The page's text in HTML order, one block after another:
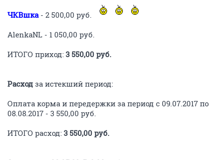
ЧКВшка- 2 500,00 руб.
AlenkaNL - 1 050,00 руб.
ИТОГО приход: 3 550,00 руб.
Расход за истекший период:
Оплата корма и передержки за период с 09.07.2017 по
08.08.2017 - 3 550,00 руб.
ИТОГО расход: 3 550,00 руб.